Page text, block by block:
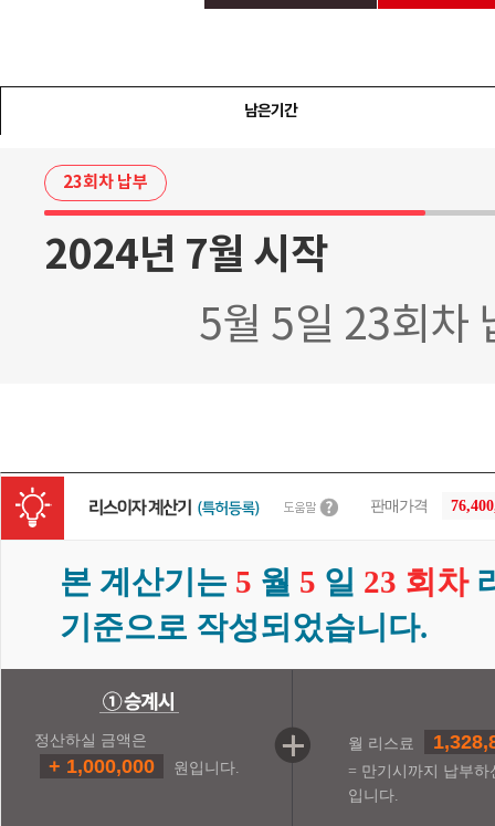
남은기간
23회차 납부
2024년 7월 시작
5월 5일 23회
본 계산기는 5 월 5 일 23 회차
기준으로 작성되었습니다.
판매가격
정산하실 금액은
+ 1,000,000 원입니다.
월 리스료
= 만기시까지 납부
입니다.